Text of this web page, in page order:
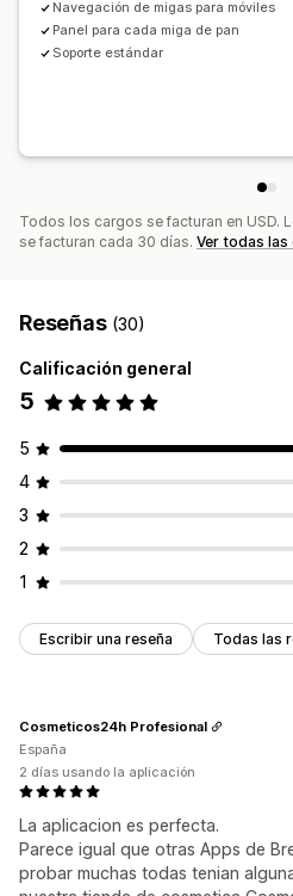
Navegación de migas para móviles
Panel para cada miga de pan
Soporte estándar
Todos los cargos se facturan en USD.
se facturan cada 30 días. Ver todas
Reseñas (30)
Calificación general
5
5
4
3
2
1
Escribir una reseña Todas las
La aplicacion es perfecta.
Parece igual que otras Apps de
probar muchas todas tenian
Cosmeticos24h Profesional
España
2 días usando la aplicación